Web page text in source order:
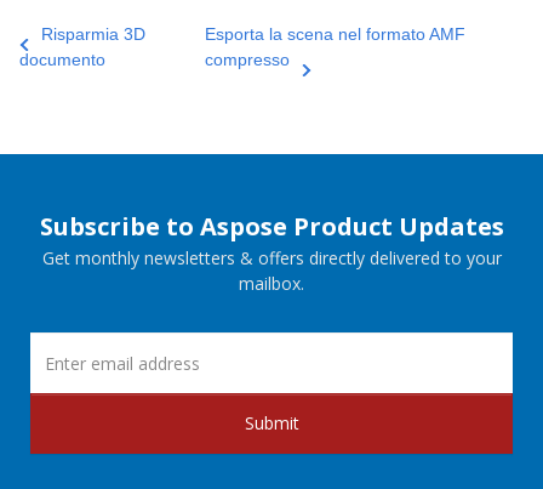
Risparmia 3D
documento
Esporta la scena nel formato AMF
compresso
Subscribe to Aspose Product Updates
Get monthly newsletters & offers directly delivered to your
mailbox.
Submit